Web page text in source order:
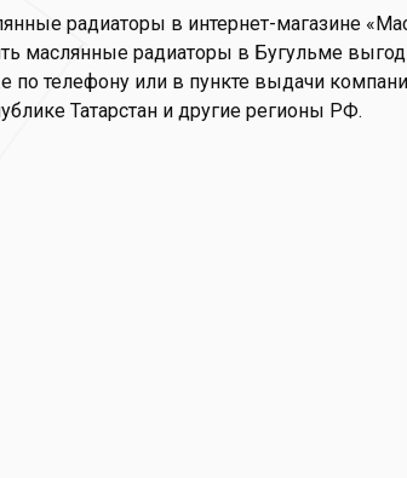
радиаторы в интернет-магазине
маслянные радиаторы в Бугульме
по телефону или в пункте выдачи
Татарстан и другие регионы РФ.